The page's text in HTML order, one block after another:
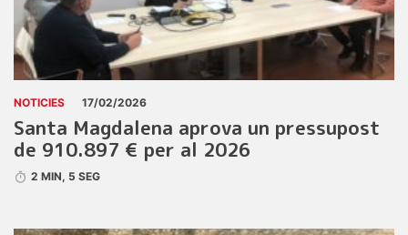
NOTICIES 17/02/2026
Santa Magdalena aprova un pressupost
de 910.897 € per al 2026
2 MIN, 5 SEG